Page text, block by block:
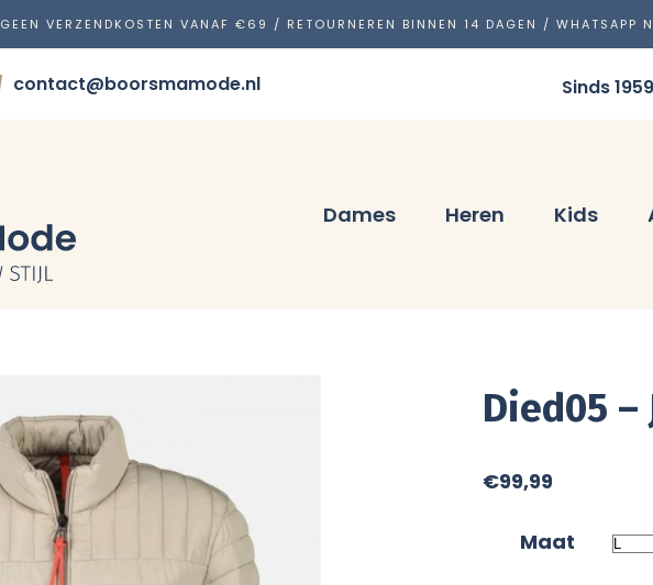
GEEN VERZENDKOSTEN VANAF €69 / RETOURNEREN BINNEN 14 DAGEN / WHATSAPP
contact@boorsmamode.nl Sinds 1959
Dames Heren Kids
Died05 –
€99,99
Maat